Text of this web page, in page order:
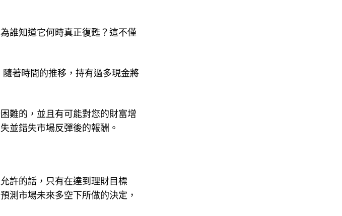
誰知道它何時真正復甦？這不僅
隨著時間的推移，持有過多現金將
難的，並且有可能對您的財富增
並錯失市場反彈後的報酬。
許的話，只有在達到理財目標
測市場未來多空下所做的決定，